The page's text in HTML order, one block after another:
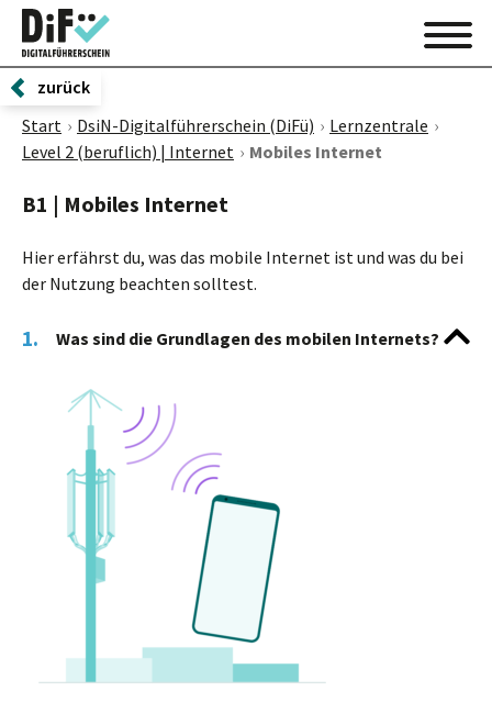
zurück
Start
DsiN-Digitalführerschein (DiFü)
Lernzentrale
Level 2 (beruflich) | Internet
Mobiles Internet
B1 | Mobiles Internet
Hier erfährst du, was das mobile Internet ist und was du bei
der Nutzung beachten solltest.
1. Was sind die Grundlagen des mobilen Internets?